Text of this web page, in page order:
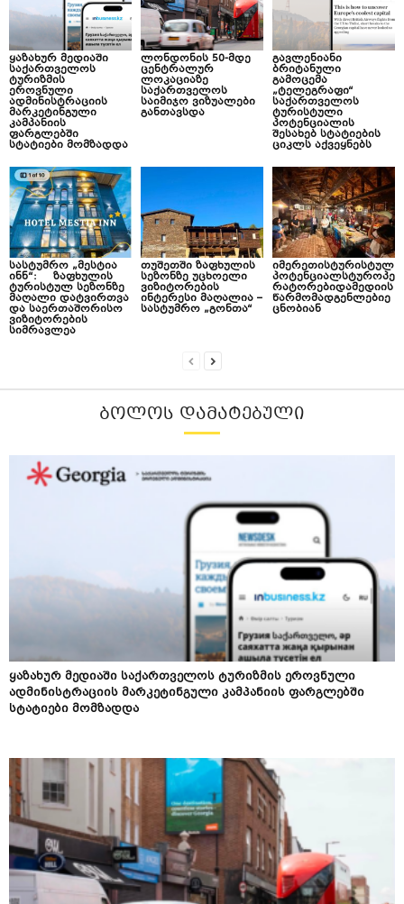
ყაზახურ მედიაში
საქართველოს
ტურიზმის
ეროვნული
ადმინისტრაციის
მარკეტინგული
კამპანიის
ფარგლებში
სტატიები მომზადდა
ლონდონის 50-მდე
ცენტრალურ
ლოკაციაზე
საქართველოს
საიმიჯო ვიზუალები
განთავსდა
გავლენიანი
ბრიტანული
გამოცემა
„ტელეგრაფი“
საქართველოს
ტურისტული
პოტენციალის
შესახებ სტატიების
ციკლს აქვეყნებს
სასტუმრო „მესტია
ინნ“: ზაფხულის
ტურისტულ სეზონზე
მაღალი დატვირთვა
და საერთაშორისო
ვიზიტორების
სიმრავლეა
თუშეთში ზაფხულის
სეზონზე უცხოელი
ვიზიტორების
ინტერესი მაღალია –
სასტუმრო „გონთა“
იმერეთისტურისტულ
პოტენციალსტუროპე
რატორებიდამედიის
წარმომადგენლებიე
ცნობიან
ᲑᲝᲚᲝᲡ ᲓᲐᲛᲐᲢᲔᲑᲣᲚᲘ
ყაზახურ მედიაში საქართველოს ტურიზმის ეროვნული
ადმინისტრაციის მარკეტინგული კამპანიის ფარგლებში
სტატიები მომზადდა